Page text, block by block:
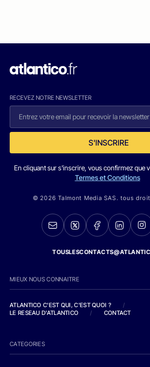
RECEVEZ NOTRE NEWSLETTER
S'INSCRIRE
En cliquant sur s'inscrire, vous confirmez que
Termes et Conditions
© 2026 Talmont Media SAS. tous
MIEUX NOUS CONNAITRE
ATLANTICO C'EST QUI, C'EST QUOI ?
/
LE RESEAU D'ATLANTICO
/ CONTACT
CATEGORIES